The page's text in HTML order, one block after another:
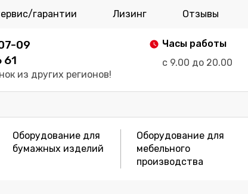
гарантии Лизинг Отзывы
09
61
из других регионов!
Часы работы
с 9.00 до 20.00
Оборудование для
бумажных изделий
Оборудование для
мебельного
производства